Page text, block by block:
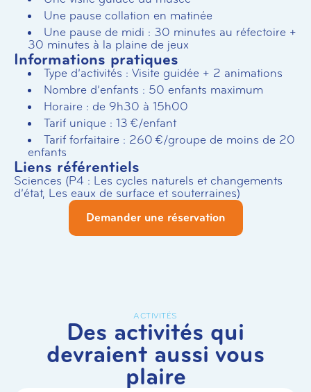
Une pause collation en matinée
Une pause de midi : 30 minutes au réfectoire +
30 minutes à la plaine de jeux
Informations pratiques
Type d’activités : Visite guidée + 2 animations
Nombre d’enfants : 50 enfants maximum
Horaire : de 9h30 à 15h00
Tarif unique : 13 €/enfant
Tarif forfaitaire : 260 €/groupe de moins de 20
enfants
Liens référentiels
Sciences (P4 : Les cycles naturels et changements
d’état, Les eaux de surface et souterraines)
Demander une réservation
ACTIVITÉS
Des activités qui
devraient aussi vous
plaire